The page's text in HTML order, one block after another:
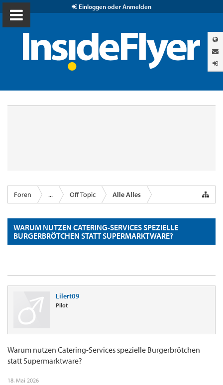
Einloggen oder Anmelden
Foren ... Off Topic Alle Alles
WARUM NUTZEN CATERING-SERVICES SPEZIELLE
BURGERBRÖTCHEN STATT SUPERMARKTWARE?
Lilert09
Pilot
Warum nutzen Catering-Services spezielle Burgerbrötchen
statt Supermarktware?
18. Mai 2026